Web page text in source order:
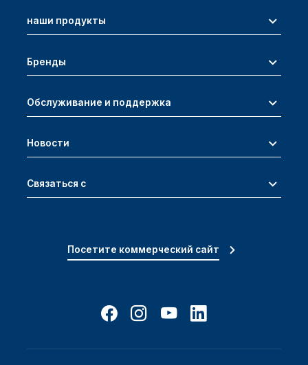
наши продукты
Бренды
Обслуживание и поддержка
Новости
Связаться с
Посетите коммерческий сайт